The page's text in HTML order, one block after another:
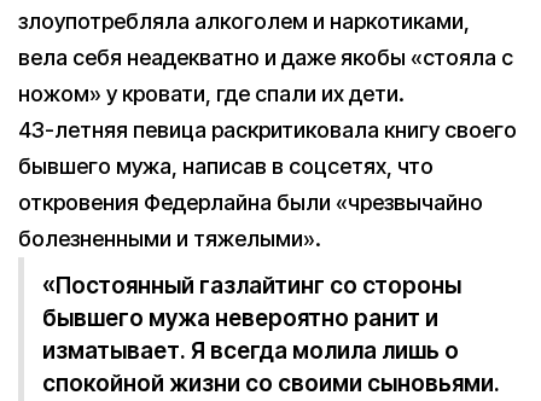
злоупотребляла алкоголем и наркотиками,
вела себя неадекватно и даже якобы «стояла с
ножом» у кровати, где спали их дети.
43-летняя певица раскритиковала книгу своего
бывшего мужа, написав в соцсетях, что
откровения Федерлайна были «чрезвычайно
болезненными и тяжелыми».
«Постоянный газлайтинг со стороны
бывшего мужа невероятно ранит и
изматывает. Я всегда молила лишь о
спокойной жизни со своими сыновьями.